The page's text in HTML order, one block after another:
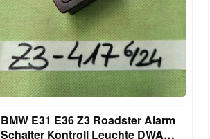
BMW E31 E36 Z3 Roadster Alarm
Schalter Kontroll Leuchte DWA